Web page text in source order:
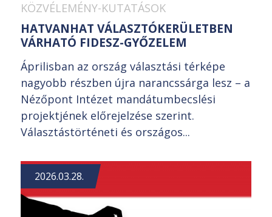
KÖZVÉLEMÉNY-KUTATÁSOK
HATVANHAT VÁLASZTÓKERÜLETBEN
VÁRHATÓ FIDESZ-GYŐZELEM
Áprilisban az ország választási térképe
nagyobb részben újra narancssárga lesz – a
Nézőpont Intézet mandátumbecslési
projektjének előrejelzése szerint.
Választástörténeti és országos...
2026.03.28.